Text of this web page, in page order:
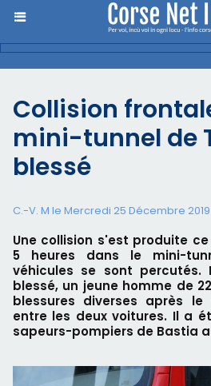
Collision
mini-tunnel de
blessé
C.-V. M le Mercredi 25 Décembre 2019
Une collision s'est produite
5 heures dans le mini-
véhicules se sont
blessé, un jeune homme de
blessures diverses après
entre les deux voitures. Il a
sapeurs-pompiers de Bastia